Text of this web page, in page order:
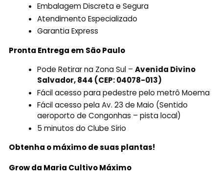
Embalagem Discreta e Segura
Atendimento Especializado
Garantia Express
Pronta Entrega em São Paulo
Pode Retirar na Zona Sul –Avenida Divino
Salvador, 844 (CEP: 04078-013)
Fácil acesso para pedestre pelo metrô Moema
Fácil acesso pela Av. 23 de Maio (Sentido
aeroporto de Congonhas – pista local)
5 minutos do Clube Sírio
Obtenha o máximo de suas plantas!
Grow da Maria Cultivo Máximo